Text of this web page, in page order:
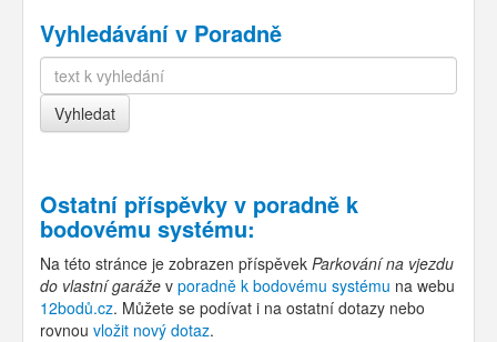
Vyhledávání v Poradně
Ostatní příspěvky v poradně k
bodovému systému:
Na této stránce je zobrazen příspěvek Parkování na vjezdu
do vlastní garáže v poradně k bodovému systému na webu
12bodů.cz. Můžete se podívat i na ostatní dotazy nebo
rovnou vložit nový dotaz.